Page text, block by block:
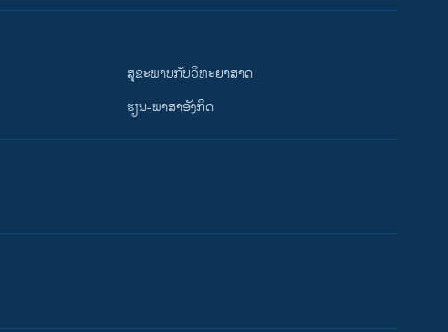
ສຸຂະພາບກັບວິທະຍາສາດ
ຮຽນ-ພາສາອັງກິດ